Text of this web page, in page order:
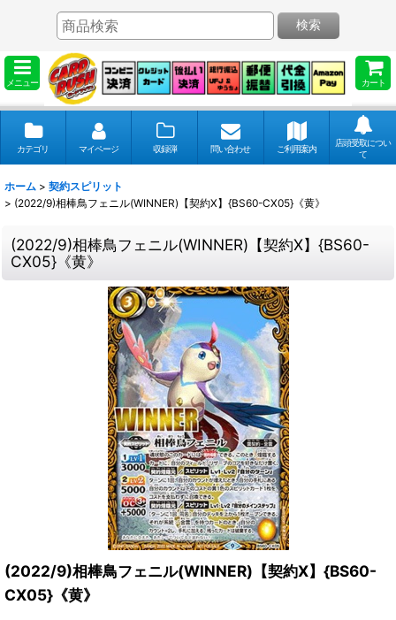
メニュー カート
検索
カテゴリ マイページ 収録弾 問い合わせ ご利用案内
店頭受取につい
て
ホーム > 契約スピリット
> (2022/9)相棒鳥フェニル(WINNER)【契約X】{BS60-CX05}《黄》
(2022/9)相棒鳥フェニル(WINNER)【契約X】{BS60-
CX05}《黄》
(2022/9)相棒鳥フェニル(WINNER)【契約X】{BS60-
CX05}《黄》